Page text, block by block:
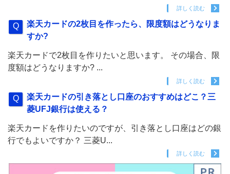
詳しく読む
楽天カードの2枚目を作ったら、限度額はどうなりま
すか?
楽天カードで2枚目を作りたいと思います。 その場合、限
度額はどうなりますか? ...
詳しく読む
楽天カードの引き落とし口座のおすすめはどこ？三
菱UFJ銀行は使える？
楽天カードを作りたいのですが、引き落とし口座はどの銀
行でもよいですか？ 三菱U...
詳しく読む